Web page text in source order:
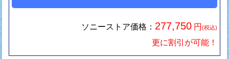
ソニーストア価格： 277,750 円(税込)
更に割引が可能！